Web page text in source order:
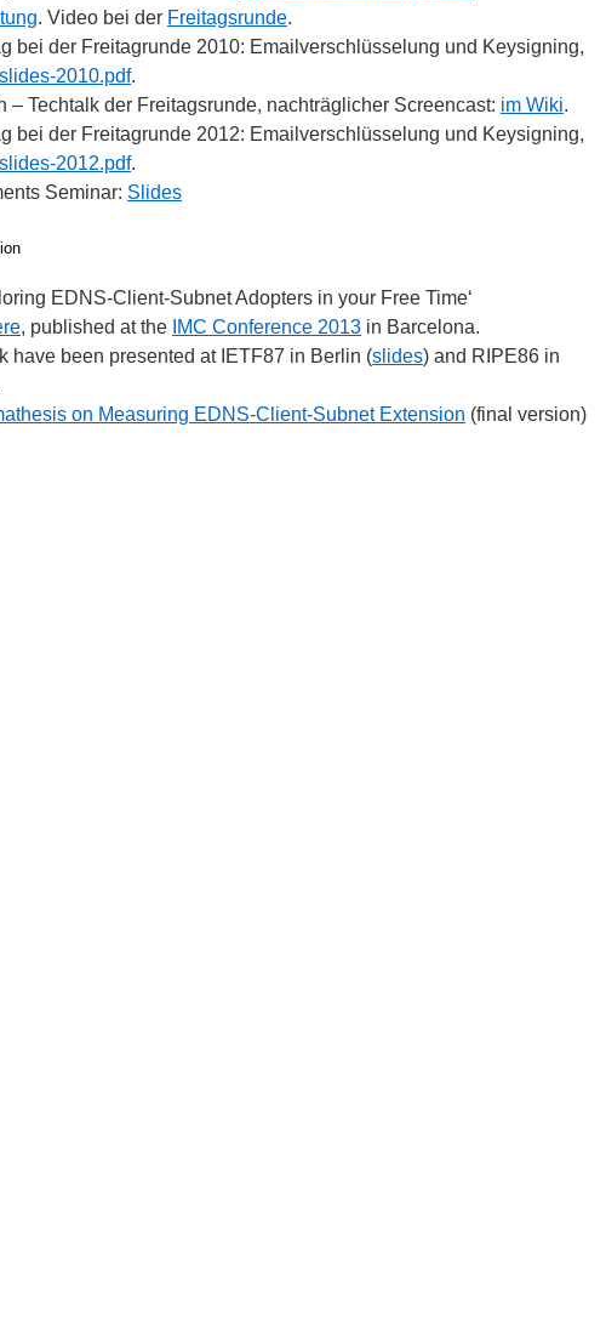
. Video bei der Freitagsrunde.
bei der Freitagrunde 2010: Emailverschlüsselung und Keysigning,
2010.pdf.
– Techtalk der Freitagsrunde, nachträglicher Screencast: im Wiki.
bei der Freitagrunde 2012: Emailverschlüsselung und Keysigning,
2012.pdf.
Seminar: Slides
EDNS-Client-Subnet Adopters in your Free Time‘
, published at the IMC Conference 2013 in Barcelona.
have been presented at IETF87 in Berlin (slides) and RIPE86 in
on Measuring EDNS-Client-Subnet Extension (final version)